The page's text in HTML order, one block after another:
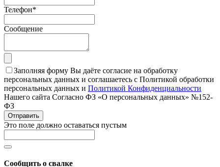
Телефон*
Сообщение
Заполняя форму Вы даёте согласие на обработку
персональных данных и соглашаетесь с Политикой обработки
персональных данных и Политикой Конфиденциальности
Нашего сайта Согласно ФЗ «О персональных данных» №152-
ФЗ
Отправить
Это поле должно оставаться пустым
Сообщить о свалке